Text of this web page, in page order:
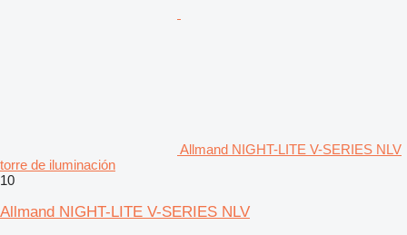
Allmand NIGHT-LITE V-SERIES NLV
torre de iluminación
10
Allmand NIGHT-LITE V-SERIES NLV